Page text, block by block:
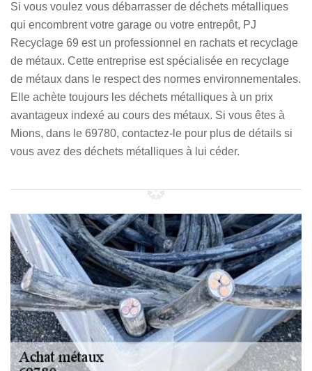
Si vous voulez vous débarrasser de déchets métalliques
qui encombrent votre garage ou votre entrepôt, PJ
Recyclage 69 est un professionnel en rachats et recyclage
de métaux. Cette entreprise est spécialisée en recyclage
de métaux dans le respect des normes environnementales.
Elle achète toujours les déchets métalliques à un prix
avantageux indexé au cours des métaux. Si vous êtes à
Mions, dans le 69780, contactez-le pour plus de détails si
vous avez des déchets métalliques à lui céder.